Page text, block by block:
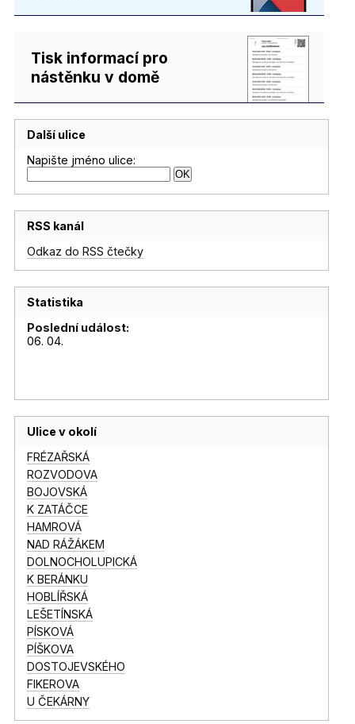
Tisk informací pro
nástěnku v domě
Další ulice
Napište jméno ulice:
RSS kanál
Odkaz do RSS čtečky
Statistika
Poslední událost:
06. 04.
Ulice v okolí
FRÉZAŘSKÁ
ROZVODOVA
BOJOVSKÁ
K ZATÁČCE
HAMROVÁ
NAD RÁŽÁKEM
DOLNOCHOLUPICKÁ
K BERÁNKU
HOBLÍŘSKÁ
LEŠETÍNSKÁ
PÍSKOVÁ
PÍŠKOVA
DOSTOJEVSKÉHO
FIKEROVA
U ČEKÁRNY